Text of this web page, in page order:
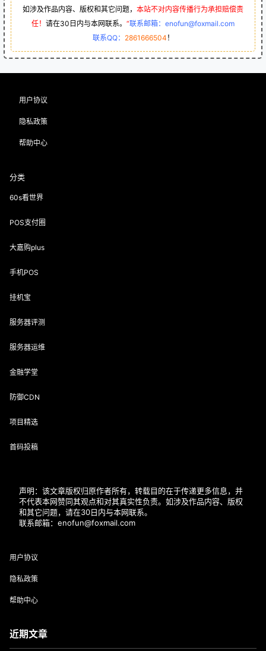
如涉及作品内容、版权和其它问题， 本站不对内容传播行为承担赔偿责
任！ 请在30日内与本网联系。 “联系邮箱：enofun@foxmail.com
联系QQ： 2861666504 ！
用户协议
隐私政策
帮助中心
分类
60s看世界
POS支付圈
大嘉购plus
手机POS
挂机宝
服务器评测
服务器运维
金融学堂
防御CDN
项目精选
首码投稿
声明：该文章版权归原作者所有，转载目的在于传递更多信息，并
不代表本网赞同其观点和对其真实性负责。如涉及作品内容、版权
和其它问题，请在30日内与本网联系。
联系邮箱：enofun@foxmail.com
用户协议
隐私政策
帮助中心
近期文章